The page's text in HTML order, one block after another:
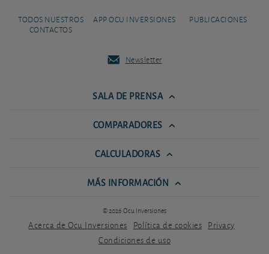
TODOS NUESTROS
CONTACTOS
APP OCU INVERSIONES PUBLICACIONES
Newsletter
SALA DE PRENSA
COMPARADORES
CALCULADORAS
MÁS INFORMACIÓN
© 2026 Ocu Inversiones
Acerca de Ocu Inversiones Política de cookies Privacy
Condiciones de uso